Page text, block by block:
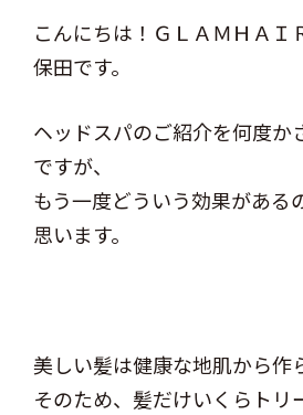
こんにちは！ＧＬＡＭＨＡＩ
保田です。
ヘッドスパのご紹介を何度か
ですが、
もう一度どういう効果がある
思います。
美しい髪は健康な地肌から作
そのため、髪だけいくらトリ